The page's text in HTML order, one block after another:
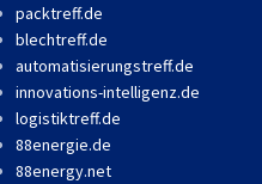
packtreff.de
blechtreff.de
automatisierungstreff.de
innovations-intelligenz.de
logistiktreff.de
88energie.de
88energy.net